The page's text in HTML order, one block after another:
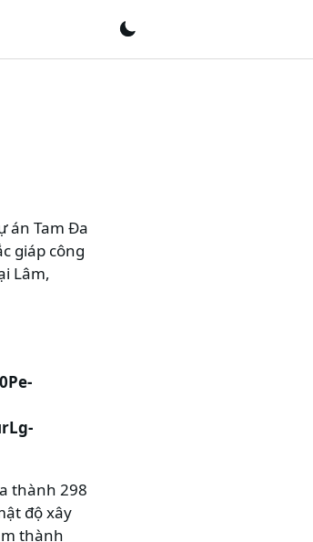
án Tam Đa
giáp công
Lâm,
thành 298
độ xây
thành